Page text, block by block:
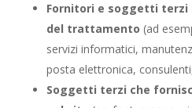
Fornitori e soggetti terzi
del trattamento (ad
servizi informatici,
posta elettronica,
Soggetti terzi che